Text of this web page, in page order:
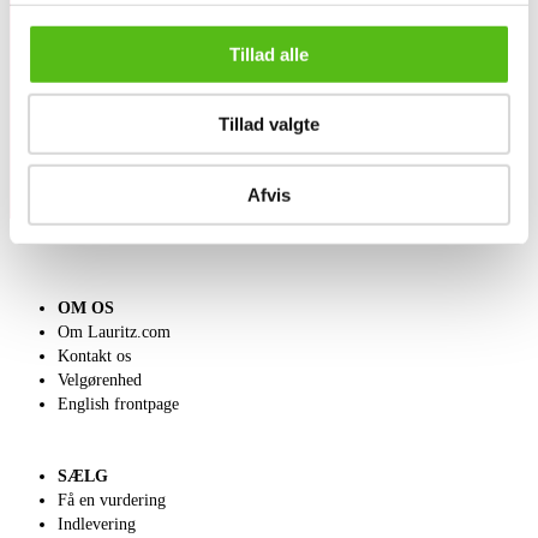
Tillad alle
Tillad valgte
Afvis
Tilmeld dig vores nyhedsbrev og modtag nyheder samt
tilbud direkte i din email.
OM OS
Om Lauritz.com
Kontakt os
Velgørenhed
English frontpage
SÆLG
Få en vurdering
Indlevering